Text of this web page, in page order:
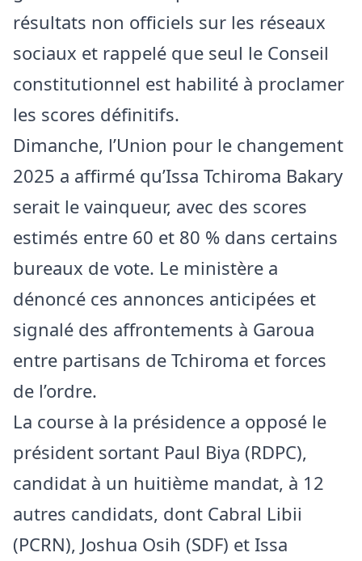
résultats non officiels sur les réseaux
sociaux et rappelé que seul le Conseil
constitutionnel est habilité à proclamer
les scores définitifs.
Dimanche, l’Union pour le changement
2025 a affirmé qu’Issa Tchiroma Bakary
serait le vainqueur, avec des scores
estimés entre 60 et 80 % dans certains
bureaux de vote. Le ministère a
dénoncé ces annonces anticipées et
signalé des affrontements à Garoua
entre partisans de Tchiroma et forces
de l’ordre.
La course à la présidence a opposé le
président sortant Paul Biya (RDPC),
candidat à un huitième mandat, à 12
autres candidats, dont Cabral Libii
(PCRN), Joshua Osih (SDF) et Issa